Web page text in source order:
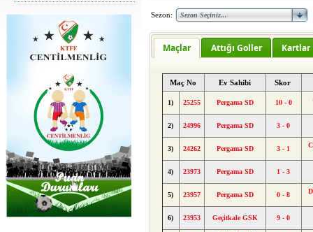
Sezon:
Maçlar Attığı Goller Kartlar
Maç No Ev Sahibi Skor
1) 25255 Pergama SD 10 - 0
2) 24996 Pergama SD 3 - 0
3) 24262 Pergama SD 3 - 1
4) 23973 Pergama SD 1 - 3
5) 23957 Pergama SD 0 - 8
6) 23953 Geçitkale GSK 9 - 0